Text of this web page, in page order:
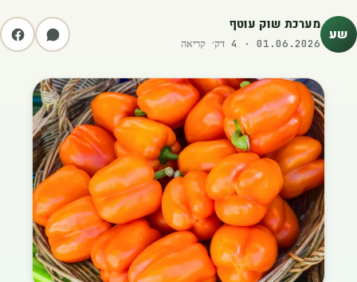
שע מערכת שוק עוטף
01.06.2026
·
4 דק׳ קריאה